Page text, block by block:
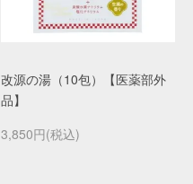
改源の湯（10包）【医薬部外
品】
3,850円(税込)